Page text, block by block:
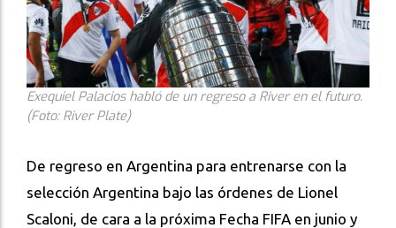
Exequiel Palacios habló de un regreso a River en el futuro.
(Foto: River Plate)
De regreso en Argentina para entrenarse con la
selección Argentina bajo las órdenes de Lionel
Scaloni, de cara a la próxima Fecha FIFA en junio y